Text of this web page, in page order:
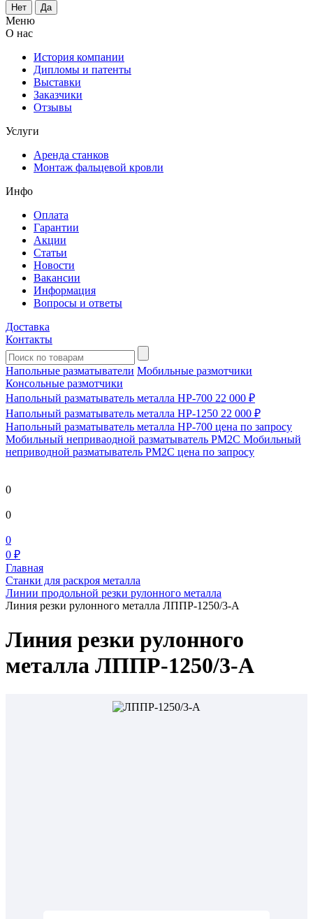
Нет Да
Меню
О нас
История компании
Дипломы и патенты
Выставки
Заказчики
Отзывы
Услуги
Аренда станков
Монтаж фальцевой кровли
Инфо
Оплата
Гарантии
Акции
Статьи
Новости
Вакансии
Информация
Вопросы и ответы
Доставка
Контакты
Напольные разматыватели Мобильные размотчики
Консольные размотчики
Напольный разматыватель металла HP-700 22 000 ₽
Напольный разматыватель металла HP-1250 22 000 ₽
Напольный разматыватель металла HP-700 цена по запросу
Мобильный непривaодной разматыватель РМ2С Мобильный
неприводной разматыватель РМ2С цена по запросу
0
0
0
0 ₽
Главная
Станки для раскроя металла
Линии продольной резки рулонного металла
Линия резки рулонного металла ЛППР-1250/3-А
Линия резки рулонного
металла ЛППР-1250/3-А